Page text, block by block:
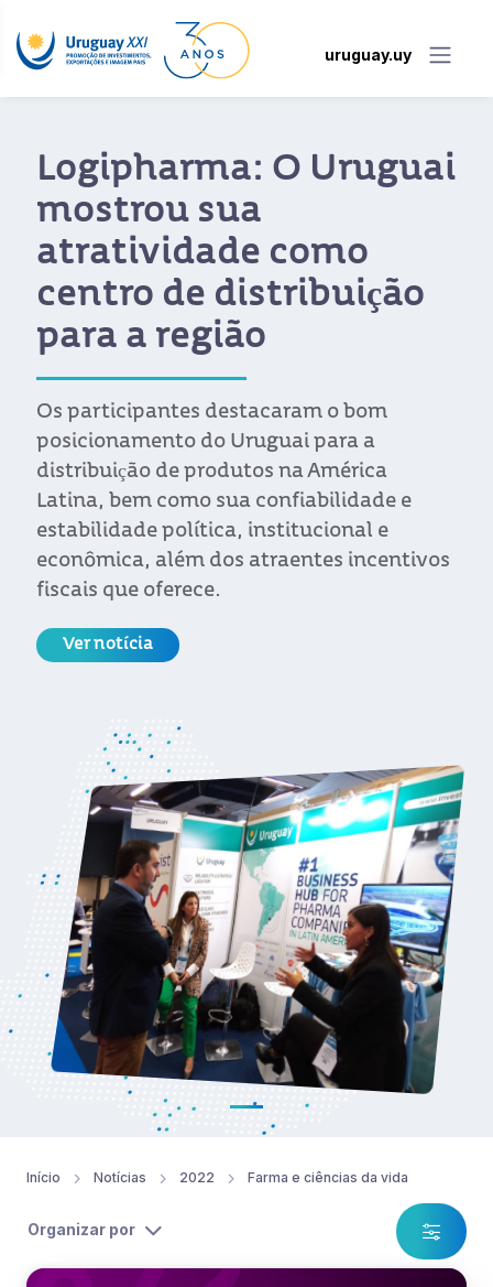
uruguay.uy
Logipharma: O Uruguai
mostrou sua
atratividade como
centro de distribuição
para a região
Os participantes destacaram o bom
posicionamento do Uruguai para a
distribuição de produtos na América
Latina, bem como sua confiabilidade e
estabilidade política, institucional e
econômica, além dos atraentes incentivos
fiscais que oferece.
Ver notícia
Início Notícias 2022 Farma e ciências da vida
Organizar por